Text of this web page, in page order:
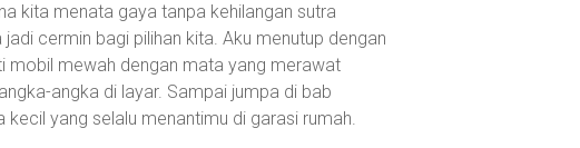
kita menata gaya tanpa kehilangan sutra
cermin bagi pilihan kita. Aku menutup dengan
mobil mewah dengan mata yang merawat
angka di layar. Sampai jumpa di bab
yang selalu menantimu di garasi rumah.